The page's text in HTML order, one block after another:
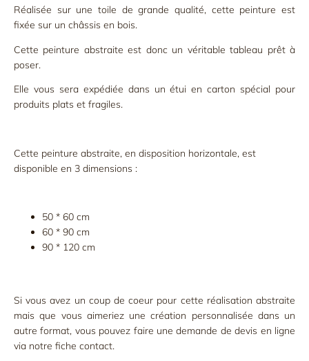
Réalisée sur une toile de grande qualité, cette peinture est
fixée sur un châssis en bois.
Cette peinture abstraite est donc un véritable tableau prêt à
poser.
Elle vous sera expédiée dans un étui en carton spécial pour
produits plats et fragiles.
Cette peinture abstraite, en disposition horizontale, est
disponible en 3 dimensions :
50 * 60 cm
60 * 90 cm
90 * 120 cm
Si vous avez un coup de coeur pour cette réalisation abstraite
mais que vous aimeriez une création personnalisée dans un
autre format, vous pouvez faire une demande de devis en ligne
via notre fiche contact.